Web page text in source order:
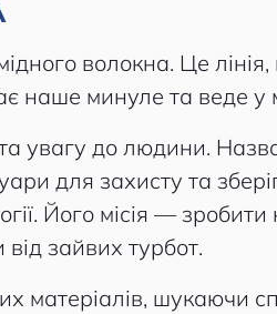
волокна. Це
наше минуле та веде у
увагу до людини.
для захисту та
Його місія —
зайвих турбот.
матеріалів, шукаючи